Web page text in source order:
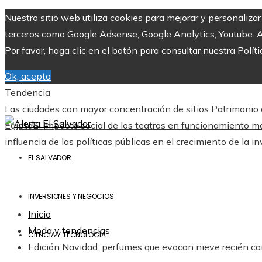
Nuestro sitio web utiliza cookies para mejorar y
terceros como Google Adsense, Google Analytics,
Por favor, haga clic en el botón para consultar nuestra
Ok, acepto
Tendencia
Las ciudades con mayor concentración de sitios
EgiptoEl impacto social de los teatros en funcionamiento
influencia de las políticas públicas en el crecimiento de la
EL SALVADOR
INVERSIONES Y NEGOCIOS
CIENCIA Y TECNOLOGÍA
Inicio
Moda y tendencias
Edición Navidad: perfumes que evocan nieve recién